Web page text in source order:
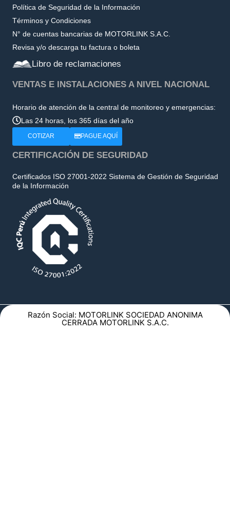
Política de Seguridad de la Información
Términos y Condiciones
N° de cuentas bancarias de MOTORLINK S.A.C.
Revisa y/o descarga tu factura o boleta
Libro de reclamaciones
VENTAS E INSTALACIONES A NIVEL NACIONAL
Horario de atención de la central de monitoreo y emergencias:
Las 24 horas, los 365 días del año
COTIZAR PAGUE AQUÍ
CERTIFICACIÓN DE SEGURIDAD
Certificados ISO 27001-2022 Sistema de Gestión de Seguridad
de la Información
Razón Social: MOTORLINK SOCIEDAD ANONIMA
CERRADA MOTORLINK S.A.C.